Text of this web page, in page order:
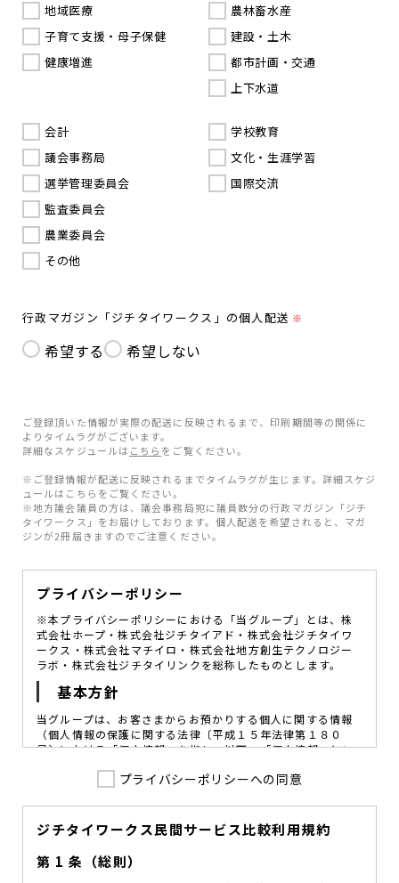
地域医療
子育て支援・母子保健
健康増進
農林畜水産
建設・土木
都市計画・交通
上下水道
会計
議会事務局
選挙管理委員会
監査委員会
農業委員会
その他
学校教育
文化・生涯学習
国際交流
行政マガジン「ジチタイワークス」の個人配送 ※
希望する 希望しない
ご登録頂いた情報が実際の配送に反映されるまで、印刷期間等の関係に
よりタイムラグがございます。
詳細なスケジュールは こちら をご覧ください。
※ご登録情報が配送に反映されるまでタイムラグが生じます。詳細スケジ
ュールはこちらをご覧ください。
※地方議会議員の方は、議会事務局宛に議員数分の行政マガジン「ジチ
タイワークス」をお届けしております。個人配送を希望されると、マガ
ジンが2冊届きますのでご注意ください。
プライバシーポリシー
※本プライバシーポリシーにおける「当グループ」とは、株
式会社ホープ・株式会社ジチタイアド・株式会社ジチタイワ
ークス・株式会社マチイロ・株式会社地方創生テクノロジー
ラボ・株式会社ジチタイリンクを総称したものとします。
基本方針
当グループは、お客さまからお預かりする個人に関する情報
（個人情報の保護に関する法律〔平成１５年法律第１８０
号〕における「個人情報」を指し、以下、「個人情報」とい
図ることが、重要な社会的責務であると考えております。
を定め、役員及び従業員に個人情報保護の重要性の認識と取
組みを徹底させることによって、個人情報の適切な取り扱い
に努めてまいります。
プライバシーポリシーへの同意
ジチタイワークス民間サービス比較利用規約
第 1 条（総則）